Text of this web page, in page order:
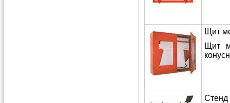
Щит
Щит
Стенд